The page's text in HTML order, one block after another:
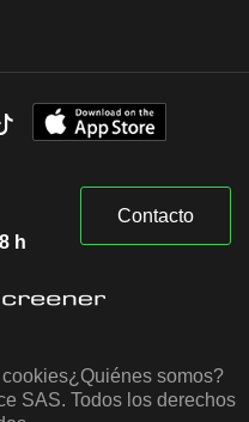
h
Contacto
¿Quiénes somos?
SAS. Todos los derechos